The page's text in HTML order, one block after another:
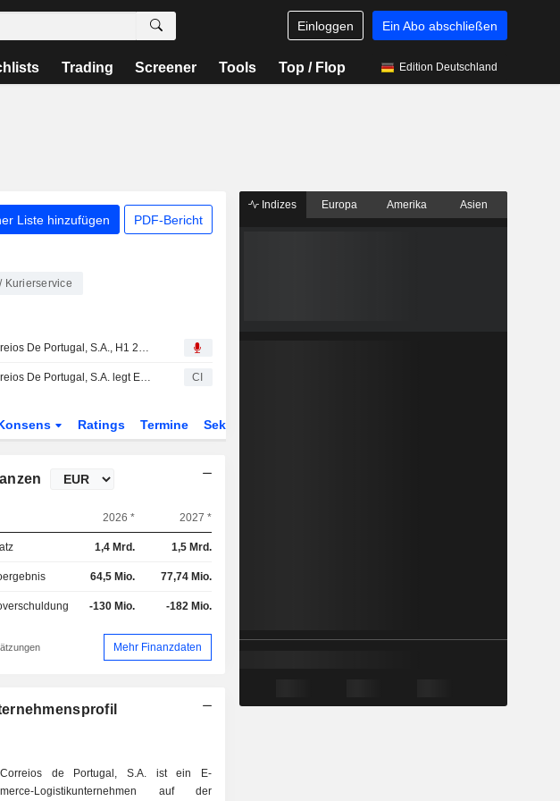
Einloggen Ein Abo abschließen
Trading Screener Tools Top / Flop Edition Deutschland
Liste hinzufügen PDF-Bericht
Kurierservice
CTT - Correios De Portugal, S.A., H1 2026 Earnings Call, Jul 29, 2026
CTT - Correios De Portugal, S.A. legt Ergebnisse für das zweite Quartal und das erste Halbjahr bis zum 30. Juni 2026 vor CI
Ratings Termine Sektor
2026 * 2027 *
1,4 Mrd. 1,5 Mrd.
64,5 Mio. 77,74 Mio.
-130 Mio. -182 Mio.
Mehr Finanzdaten
Correios de Portugal, S.A. ist ein E-
Logistikunternehmen auf der
Indizes Europa Amerika Asien